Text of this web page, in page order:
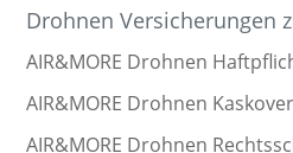
Drohnen Versicherungen
AIR&MORE Drohnen
AIR&MORE Drohnen
AIR&MORE Drohnen